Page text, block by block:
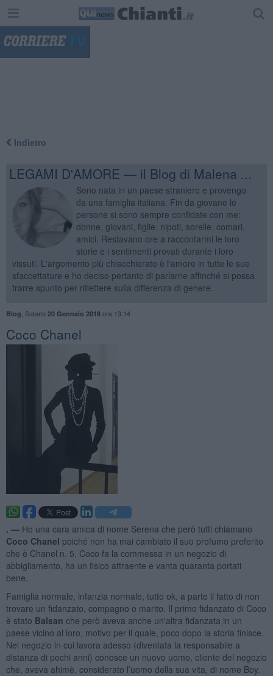
Indietro
LEGAMI D'AMORE — il Blog di Malena ...
Sono nata in un paese straniero e provengo
da una famiglia italiana. Fin da giovane le
persone si sono sempre confidate con me:
donne, giovani, figlie, nipoti, sorelle, comari,
amici. Restavano ore a raccontarmi le loro
storie e i sentimenti provati durante i loro
vissuti. L'argomento più chiacchierato è l'amore in tutte le sue
sfaccettature e ho deciso pertanto di parlarne affinché si possa
trarre spunto per riflettere sulla differenza di genere.
Blog Sabato 20 Gennaio 2018ore 13:14
Coco Chanel
. — Ho una cara amica di nome Serena che però tutti chiamano
Coco Chanel poiché non ha mai cambiato il suo profumo preferito
che è Chanel n. 5. Coco fa la commessa in un negozio di
abbigliamento, ha un fisico attraente e vanta quaranta portati
bene.
Famiglia normale, infanzia normale, tutto ok, a parte il fatto di non
trovare un fidanzato, compagno o marito. Il primo fidanzato di Coco
è stato Balsan che però aveva anche un'altra fidanzata in un
paese vicino al loro, motivo per il quale, poco dopo la storia finisce.
Nel negozio in cui lavora adesso (diventata la responsabile a
distanza di pochi anni) conosce un nuovo uomo, cliente del negozio
che, aveva ahimè, considerato l’uomo della sua vita, di nome Boy.